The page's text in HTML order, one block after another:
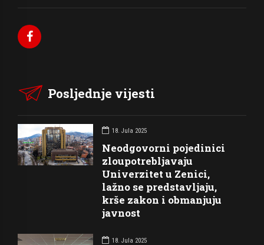
Posljednje vijesti
18. Jula 2025
Neodgovorni pojedinici
zloupotrebljavaju
Univerzitet u Zenici,
lažno se predstavljaju,
krše zakon i obmanjuju
javnost
18. Jula 2025